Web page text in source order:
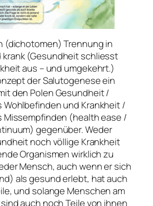
(dichotomen) Trennung in
(Gesundheit schliesst
aus – und umgekehrt.)
der Salutogenese ein
den Polen Gesundheit /
Wohlbefinden und Krankheit /
Missempfinden (health ease /
gegenüber. Weder
noch völlige Krankheit
Organismen wirklich zu
Mensch, auch wenn er sich
als gesund erlebt, hat auch
und solange Menschen am
auch noch Teile von ihnen